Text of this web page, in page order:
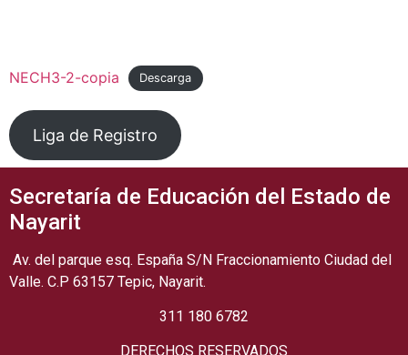
NECH3-2-copia Descarga
Liga de Registro
Secretaría de Educación del Estado de
Nayarit
Av. del parque esq. España S/N Fraccionamiento Ciudad del
Valle. C.P 63157 Tepic, Nayarit.
311 180 6782
DERECHOS RESERVADOS